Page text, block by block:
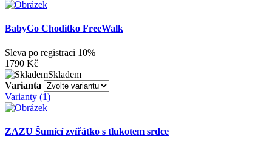
BabyGo Chodítko FreeWalk
Sleva po registraci 10%
1790 Kč
Skladem
Varianta
Varianty (1)
ZAZU Šumící zvířátko s tlukotem srdce